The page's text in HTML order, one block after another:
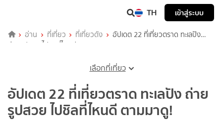
TH เข้าสู่ระบบ
อ่าน ที่เที่ยว ที่เที่ยวดัง
อัปเดต 22 ที่เที่ยวตราด ทะเลปัง
ถ่ายรูปสวย ไปชิลที่ไหนดี ตามมาดู!
เลือกที่เที่ยว
อัปเดต 22 ที่เที่ยวตราด ทะเลปัง ถ่าย
รูปสวย ไปชิลที่ไหนดี ตามมาดู!